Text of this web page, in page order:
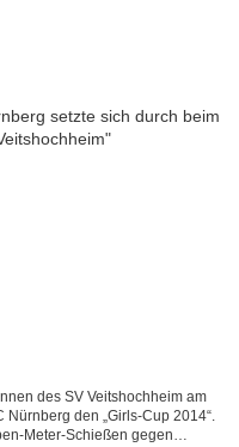
des SV Veitshochheim am
den „Girls-Cup 2014“.
Meter-Schießen gegen